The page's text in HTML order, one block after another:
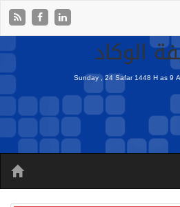
الوكاد
Sunday , 24 Safar 1448 H as9